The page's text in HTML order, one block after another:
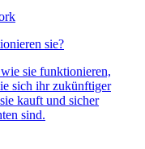
sie?
sie funktionieren,
sich ihr zukünftiger
kauft und sicher
sind.